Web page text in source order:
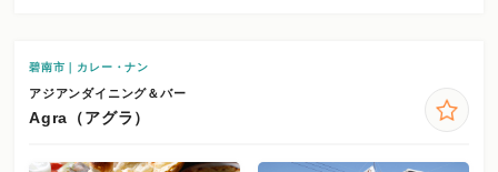
碧南市｜カレー・ナン
アジアンダイニング＆バー
Agra（アグラ）